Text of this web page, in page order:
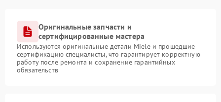
Оригинальные запчасти и
сертифицированные мастера
Используются оригинальные детали Miele и прошедшие
сертификацию специалисты, что гарантирует корректную
работу после ремонта и сохранение гарантийных
обязательств